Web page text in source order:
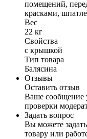
помещений,
красками,
Вес
22 кг
Свойства
с крышкой
Тип товара
Балясина
Отзывы
Оставить отзыв
Ваше сообщение
проверки
Задать вопрос
Вы можете
товару или